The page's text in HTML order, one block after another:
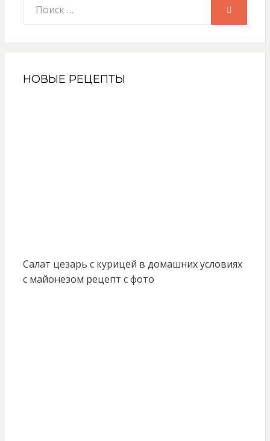
НОВЫЕ РЕЦЕПТЫ
Салат цезарь с курицей в домашних условиях
с майонезом рецепт с фото